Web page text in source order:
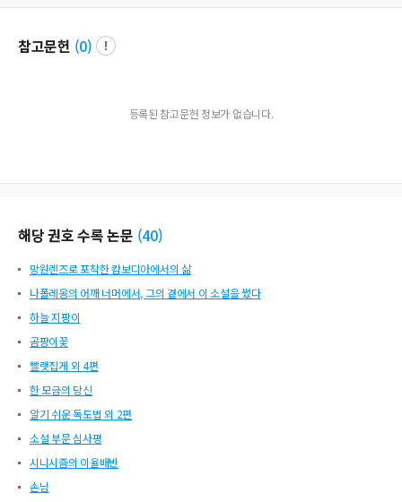
참고문헌 (0)
등록된 참고문헌 정보가 없습니다.
해당 권호 수록 논문 (40)
망원렌즈로 포착한 캄보디아에서의 삶
나폴레옹의 어깨 너머에서, 그의 곁에서 이 소설을 썼다
하늘 지팡이
곰팡이꽃
빨랫집게 외 4편
한 모금의 당신
알기 쉬운 독도법 외 2편
소설 부문 심사평
시니시즘의 이율배반
손님